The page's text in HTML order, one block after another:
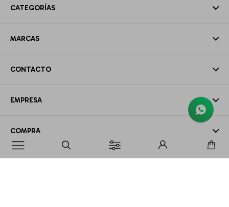

CATEGORÍAS
MARCAS
CONTACTO
EMPRESA
COMPRA